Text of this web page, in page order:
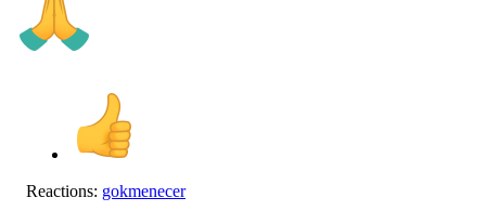
Reactions: gokmenecer